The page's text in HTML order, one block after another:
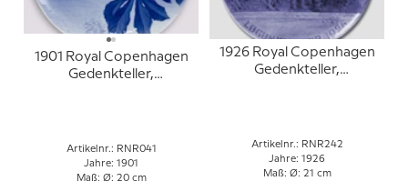
1901 Royal Copenhagen
Gedenkteller,
Artikelnr.: RNR041
Jahre: 1901
Maß: Ø: 20 cm
1926 Royal Copenhagen
Gedenkteller,
Artikelnr.: RNR242
Jahre: 1926
Maß: Ø: 21 cm